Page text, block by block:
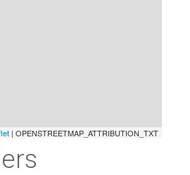
| OPENSTREETMAP_ATTRIBUTION_TXT